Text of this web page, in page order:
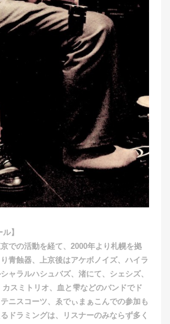
】
での活動を経て、2000年より札幌を拠
青蝕器、上京後はアケボノイズ、ハイラ
ャラルハシュバズ、渚にて、シェシズ、
スミトリオ、血と雫などのバンドでド
ニスコーツ、ゑでぃまぁこんでの参加も
ドラミングは、リスナーのみならず多く